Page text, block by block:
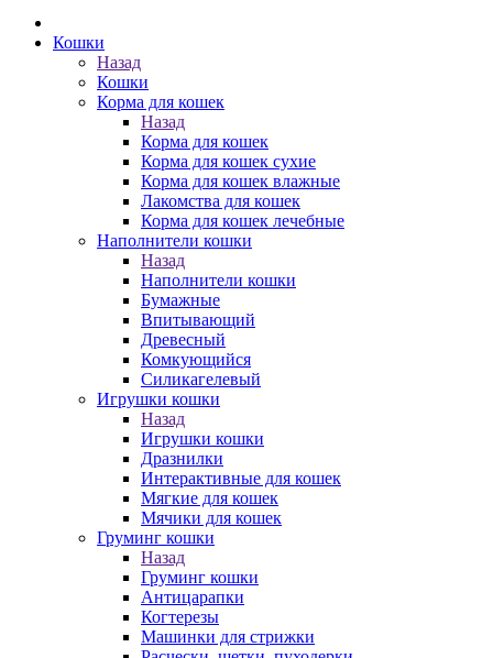
Кошки
Назад
Кошки
Корма для кошек
Назад
Корма для кошек
Корма для кошек сухие
Корма для кошек влажные
Лакомства для кошек
Корма для кошек лечебные
Наполнители кошки
Назад
Наполнители кошки
Бумажные
Впитывающий
Древесный
Комкующийся
Силикагелевый
Игрушки кошки
Назад
Игрушки кошки
Дразнилки
Интерактивные для кошек
Мягкие для кошек
Мячики для кошек
Груминг кошки
Назад
Груминг кошки
Антицарапки
Когтерезы
Машинки для стрижки